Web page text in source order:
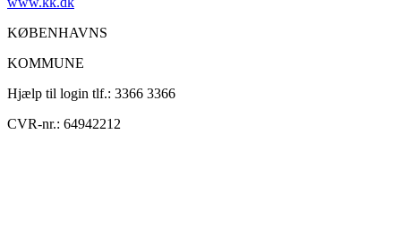
KØBENHAVNS
KOMMUNE
Hjælp til login tlf.: 3366 3366
CVR-nr.: 64942212